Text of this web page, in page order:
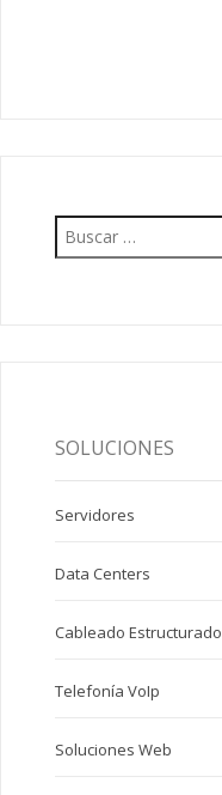
Buscar:
SOLUCIONES
Servidores
Data Centers
Cableado Estructurado
Telefonía VoIp
Soluciones Web